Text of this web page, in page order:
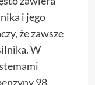
i jego
że zawsze
W
98